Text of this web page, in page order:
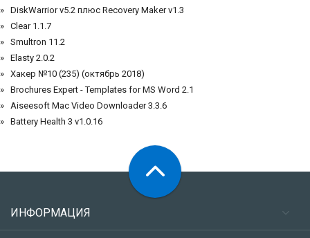
DiskWarrior v5.2 плюс Recovery Maker v1.3
Clear 1.1.7
Smultron 11.2
Elasty 2.0.2
Хакер №10 (235) (октябрь 2018)
Brochures Expert - Templates for MS Word 2.1
Aiseesoft Mac Video Downloader 3.3.6
Battery Health 3 v1.0.16
ИНФОРМАЦИЯ